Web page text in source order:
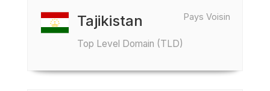
Pays Voisin
Tajikistan
Top Level Domain (TLD)